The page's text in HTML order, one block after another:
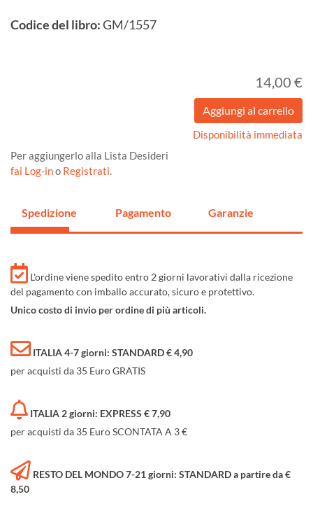
Codice del libro:GM/1557
14,00 €
Disponibilità immediata
Per aggiungerlo alla Lista Desideri
fai Log-ino Registrati.
Spedizione Pagamento Garanzie
L'ordine viene spedito entro 2 giorni lavorativi dalla ricezione
del pagamento con imballo accurato, sicuro e protettivo.
Unico costo di invio per ordine di più articoli.
ITALIA 4-7 giorni: STANDARD € 4,90
per acquisti da 35 Euro GRATIS
ITALIA 2 giorni: EXPRESS € 7,90
per acquisti da 35 Euro SCONTATA A 3 €
RESTO DEL MONDO 7-21 giorni: STANDARD a partire da €
8,50